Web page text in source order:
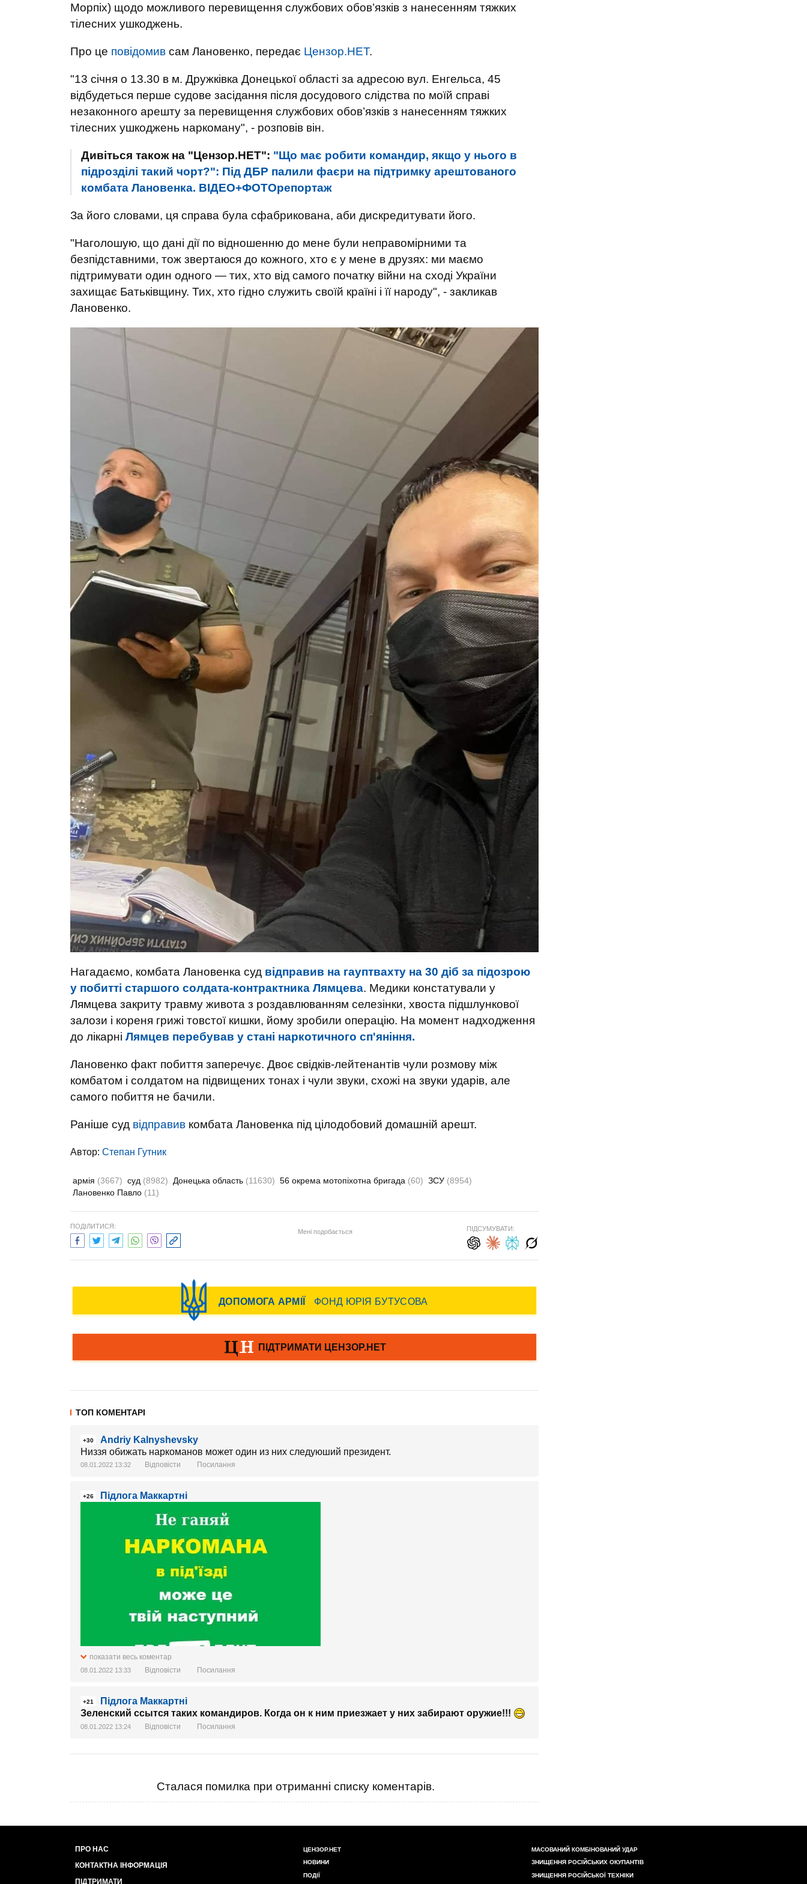
Морпіх) щодо можливого перевищення службових обов’язків з нанесенням тяжких
тілесних ушкоджень.
Про це повідомив сам Лановенко, передає Цензор.НЕТ.
"13 січня о 13.30 в м. Дружківка Донецької області за адресою вул. Енгельса, 45
відбудеться перше судове засідання після досудового слідства по моїй справі
незаконного арешту за перевищення службових обов’язків з нанесенням тяжких
тілесних ушкоджень наркоману", - розповів він.
Дивіться також на "Цензор.НЕТ": "Що має робити командир, якщо у нього в
підрозділі такий чорт?": Під ДБР палили фаєри на підтримку арештованого
комбата Лановенка. ВІДЕО+ФОТОрепортаж
За його словами, ця справа була сфабрикована, аби дискредитувати його.
"Наголошую, що дані дії по відношенню до мене були неправомірними та
безпідставними, тож звертаюся до кожного, хто є у мене в друзях: ми маємо
підтримувати один одного — тих, хто від самого початку війни на сході України
захищає Батьківщину. Тих, хто гідно служить своїй країні і її народу", - закликав
Лановенко.
Нагадаємо, комбата Лановенка суд відправив на гауптвахту на 30 діб за підозрою
у побитті старшого солдата-контрактника Лямцева. Медики констатували у
Лямцева закриту травму живота з роздавлюванням селезінки, хвоста підшлункової
залози і кореня грижі товстої кишки, йому зробили операцію. На момент надходження
до лікарні Лямцев перебував у стані наркотичного сп'яніння.
Лановенко факт побиття заперечує. Двоє свідків-лейтенантів чули розмову між
комбатом і солдатом на підвищених тонах і чули звуки, схожі на звуки ударів, але
самого побиття не бачили.
Раніше суд відправив комбата Лановенка під цілодобовий домашній арешт.
Автор: Степан Гутник
армія (3667) суд (8982) Донецька область (11630) 56 окрема мотопіхотна бригада (60) ЗСУ (8954)
Лановенко Павло (11)
ПОДІЛИТИСЯ:
Мені подобається ПІДСУМУВАТИ:
ТОП КОМЕНТАРІ
+30
Andriy Kalnyshevsky
Низзя обижать наркоманов может один из них следуюший президент.
08.01.2022 13:32 Відповісти Посилання
+26 Підлога Маккартні
показати весь коментар
08.01.2022 13:33 Відповісти Посилання
+21
Підлога Маккартні
Зеленский ссытся таких командиров. Когда он к ним приезжает у них забирают оружие!!!
08.01.2022 13:24 Відповісти Посилання
Сталася помилка при отриманні списку коментарів.
ПРО НАС
КОНТАКТНА ІНФОРМАЦІЯ
ПІДТРИМАТИ
ЦЕНЗОР.НЕТ
НОВИНИ
ПОДІЇ
МАСОВАНИЙ КОМБІНОВАНИЙ УДАР
ЗНИЩЕННЯ РОСІЙСЬКИХ ОКУПАНТІВ
ЗНИЩЕННЯ РОСІЙСЬКОЇ ТЕХНІКИ